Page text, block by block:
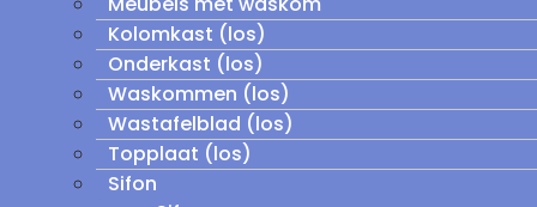
Kolomkast (los)
Onderkast (los)
Waskommen (los)
Wastafelblad (los)
Topplaat (los)
Sifon